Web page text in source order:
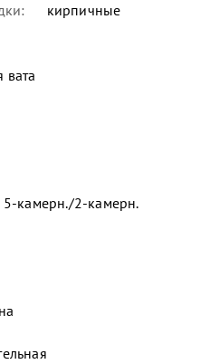
кирпичные
вата
5-камерн./2-камерн.